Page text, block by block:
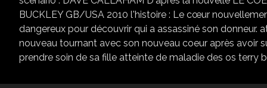
BUCKLEY GB/USA 2010 l'histoire : Le cœur
dangereux pour découvrir qui a assassiné son donneur.
nouveau tournant avec son nouveau coeur après avoir
prendre soin de sa fille atteinte de maladie des os terry